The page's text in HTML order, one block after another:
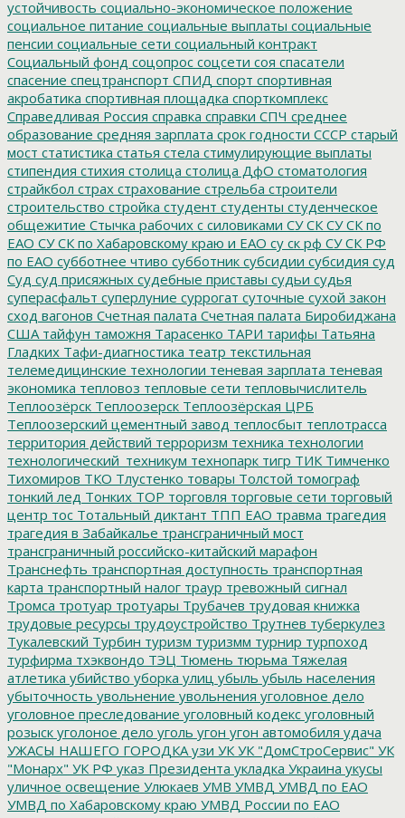
устойчивость социально-экономическое положение
социальное питание социальные выплаты социальные
пенсии социальные сети социальный контракт
Социальный фонд соцопрос соцсети соя спасатели
спасение спецтранспорт СПИД спорт спортивная
акробатика спортивная площадка спорткомплекс
Справедливая Россия справка справки СПЧ среднее
образование средняя зарплата срок годности СССР старый
мост статистика статья стела стимулирующие выплаты
стипендия стихия столица столица ДфО стоматология
страйкбол страх страхование стрельба строители
строительство стройка студент студенты студенческое
общежитие Стычка рабочих с силовиками СУ СК СУ СК по
ЕАО СУ СК по Хабаровскому краю и ЕАО су ск рф СУ СК РФ
по ЕАО субботнее чтиво субботник субсидии субсидия суд
Суд суд присяжных судебные приставы судьи судья
суперасфальт суперлуние суррогат суточные сухой закон
сход вагонов Счетная палата Счетная палата Биробиджана
США тайфун таможня Тарасенко ТАРИ тарифы Татьяна
Гладких Тафи-диагностика театр текстильная
телемедицинские технологии теневая зарплата теневая
экономика тепловоз тепловые сети тепловычислитель
Теплоозёрск Теплоозерск Теплоозёрская ЦРБ
Теплоозерский цементный завод теплосбыт теплотрасса
территория действий терроризм техника технологии
технологический_техникум технопарк тигр ТИК Тимченко
Тихомиров ТКО Тлустенко товары Толстой томограф
тонкий лед Тонких ТОР торговля торговые сети торговый
центр тос Тотальный диктант ТПП ЕАО травма трагедия
трагедия в Забайкалье трансграничный мост
трансграничный российско-китайский марафон
Транснефть транспортная доступность транспортная
карта транспортный налог траур тревожный сигнал
Тромса тротуар тротуары Трубачев трудовая книжка
трудовые ресурсы трудоустройство Трутнев туберкулез
Тукалевский Турбин туризм туризмм турнир турпоход
турфирма тхэквондо ТЭЦ Тюмень тюрьма Тяжелая
атлетика убийство уборка улиц убыль убыль населения
убыточность увольнение увольнения уголовное дело
уголовное преследование уголовный кодекс уголовный
розыск уголоное дело уголь угон угон автомобиля удача
УЖАСЫ НАШЕГО ГОРОДКА узи УК УК "ДомСтроСервис" УК
"Монарх" УК РФ указ Президента укладка Украина укусы
уличное освещение Улюкаев УМВ УМВД УМВД по ЕАО
УМВД по Хабаровскому краю УМВД России по ЕАО